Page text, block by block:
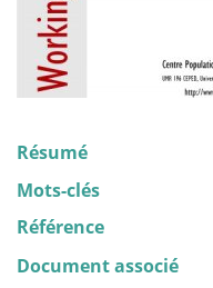
Résumé
Mots-clés
Référence
Document associé